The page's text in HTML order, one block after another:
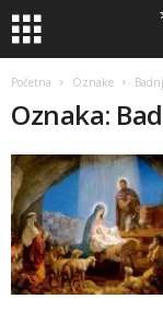
Početna Oznake
Oznaka: